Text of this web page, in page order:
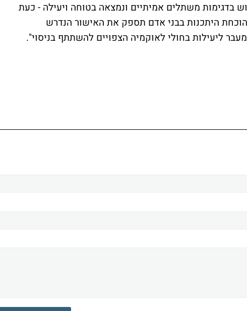
משתלים אמיתיים ונמצאה בטוחה ויעילה - כעת
הוכחת היתכנות בבני אדם תספק את האישור הנדרש
ליעילות בחולי לאוקמיה הצפויים להשתתף בניסוי".